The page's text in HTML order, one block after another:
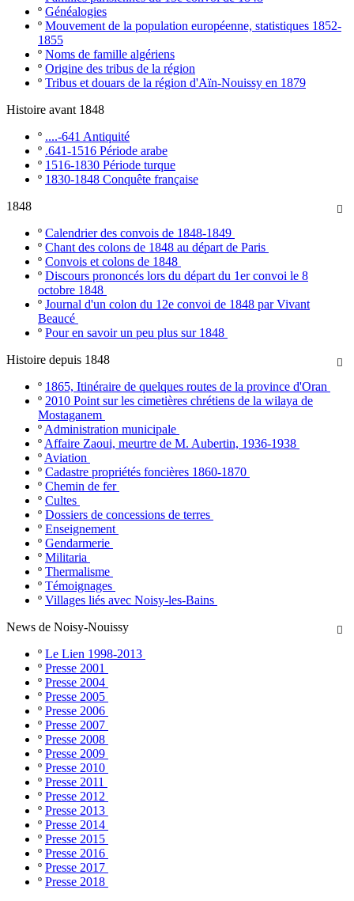
º Généalogies
º Mouvement de la population européenne, statistiques 1852-
1855
º Noms de famille algériens
º Origine des tribus de la région
º Tribus et douars de la région d'Aïn-Nouissy en 1879
Histoire avant 1848
º ....-641 Antiquité
º .641-1516 Période arabe
º 1516-1830 Période turque
º 1830-1848 Conquête française

1848
º Calendrier des convois de 1848-1849
º Chant des colons de 1848 au départ de Paris
º Convois et colons de 1848
º Discours prononcés lors du départ du 1er convoi le 8
octobre 1848
º Journal d'un colon du 12e convoi de 1848 par Vivant
Beaucé
º Pour en savoir un peu plus sur 1848

Histoire depuis 1848
º 1865, Itinéraire de quelques routes de la province d'Oran
º 2010 Point sur les cimetières chrétiens de la wilaya de
Mostaganem
º Administration municipale
º Affaire Zaoui, meurtre de M. Aubertin, 1936-1938
º Aviation
º Cadastre propriétés foncières 1860-1870
º Chemin de fer
º Cultes
º Dossiers de concessions de terres
º Enseignement
º Gendarmerie
º Militaria
º Thermalisme
º Témoignages
º Villages liés avec Noisy-les-Bains

News de Noisy-Nouissy
º Le Lien 1998-2013
º Presse 2001
º Presse 2004
º Presse 2005
º Presse 2006
º Presse 2007
º Presse 2008
º Presse 2009
º Presse 2010
º Presse 2011
º Presse 2012
º Presse 2013
º Presse 2014
º Presse 2015
º Presse 2016
º Presse 2017
º Presse 2018